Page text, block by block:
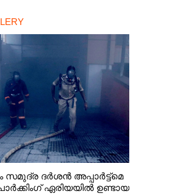
ദർശൻ അപ്പാർട്ട്മെ
ഏരിയയിൽ ഉണ്ടായ